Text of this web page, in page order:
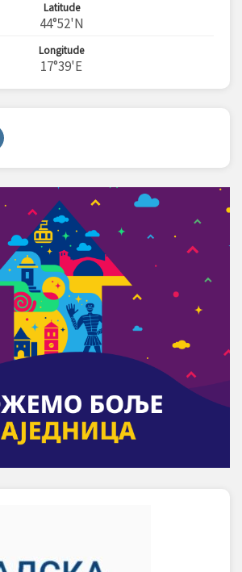
Latitude
44°52'N
Longitude
17°39'E